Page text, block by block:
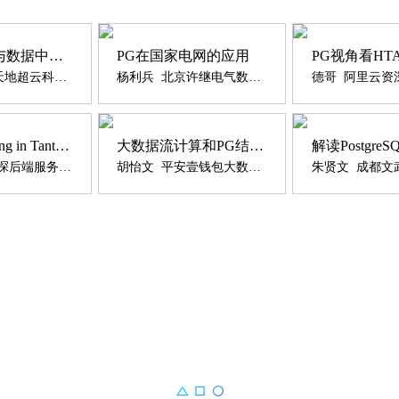
PostgreSQL与数据中心融合架构
孟鑫东 北京天地超云科技有限公司
PG在国家电网的应用
杨利兵 北京许继电气数据与安全业务总监
Happy Hacking in Tantan Using Golang & PostgreSQL - PostgreSQL
Henry Ren 探探后端服务组负责人
大数据流计算和PG结合实现资金实时监控
胡怡文 平安壹钱包大数据研发部负责人 朱贤文 成都文